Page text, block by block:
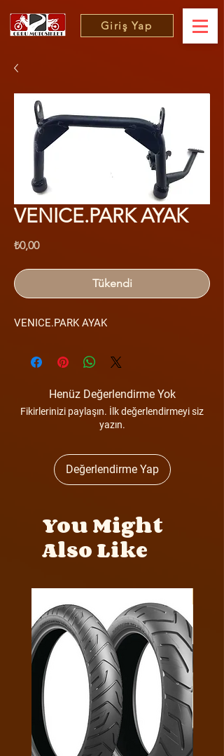
Giriş Yap
VENICE.PARK AYAK
₺0,00Fiyat
Tükendi
VENICE.PARK AYAK
Henüz Değerlendirme Yok
Fikirlerinizi paylaşın. İlk değerlendirmeyi siz
yazın.
Değerlendirme Yap
You Might
Also Like